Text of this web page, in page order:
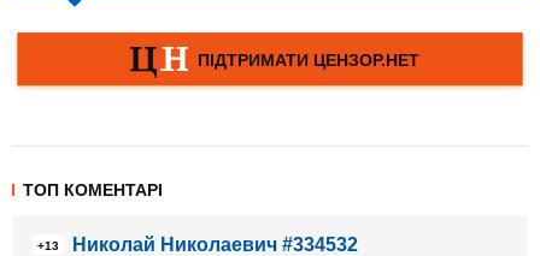
ТОП КОМЕНТАРІ
+13
Николай Николаевич #334532